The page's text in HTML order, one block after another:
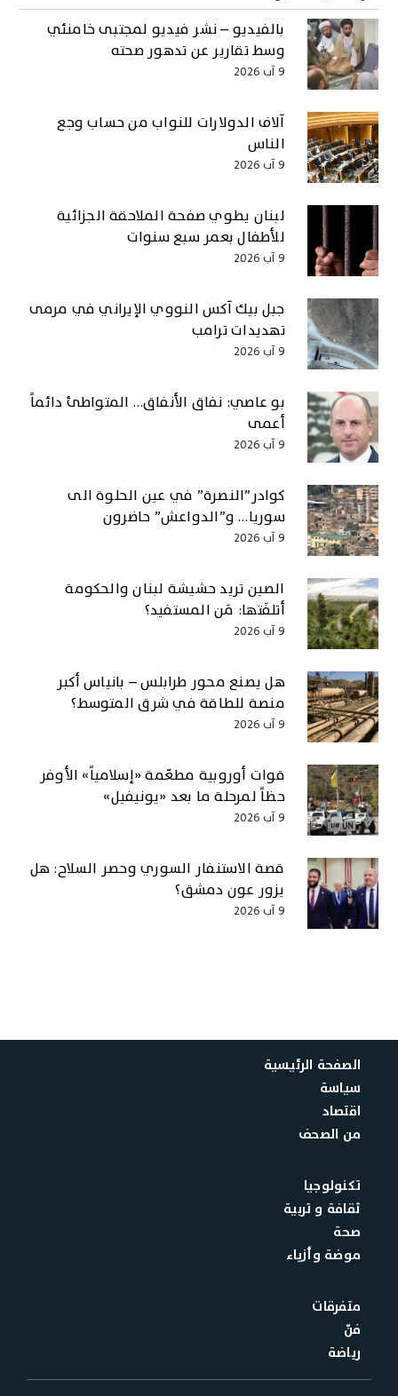
بالفيديو – نشر فيديو لمجتبى خامنئي
وسط تقارير عن تدهور صحته
9 آب 2026
آلاف الدولارات للنواب من حساب وجع
الناس
9 آب 2026
لبنان يطوي صفحة الملاحقة الجزائية
للأطفال بعمر سبع سنوات
9 آب 2026
جبل بيك آكس النووي الإيراني في مرمى
تهديدات ترامب
9 آب 2026
بو عاصي: نفاق الأنفاق… المتواطئ دائماً
أعمى
9 آب 2026
كوادر”النصرة” في عين الحلوة الى
سوريا… و”الدواعش” حاضرون
9 آب 2026
الصين تريد حشيشة لبنان والحكومة
أتلفَتها: مَن المستفيد؟
9 آب 2026
هل يصنع محور طرابلس – بانياس أكبر
منصة للطاقة في شرق المتوسط؟
9 آب 2026
قوات أوروبية مطعّمة «إسلامياً» الأوفر
حظاً لمرحلة ما بعد «يونيفيل»
9 آب 2026
قصة الاستنفار السوري وحصر السلاح: هل
يزور عون دمشق؟
9 آب 2026
الصفحة الرئيسية
سياسة
اقتصاد
من الصحف
تكنولوجيا
ثقافة و تربية
صحة
موضة وأزياء
متفرقات
فنّ
رياضة